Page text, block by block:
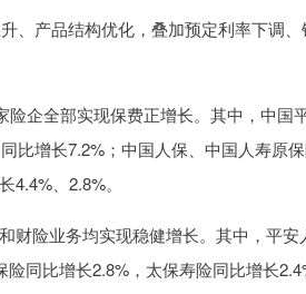
产品结构优化，叠加预定利率下调、
企全部实现保费正增长。其中，中国
比增长7.2%；中国人保、中国人寿原
、2.8%。
险业务均实现稳健增长。其中，平安
同比增长2.8%，太保寿险同比增长